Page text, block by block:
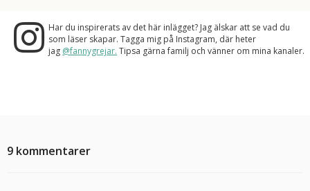
Har du inspirerats av det här inlägget? Jag älskar att se vad du
som läser skapar. Tagga mig på Instagram, där heter
jag @fannygrejar. Tipsa gärna familj och vänner om mina kanaler.
9 kommentarer